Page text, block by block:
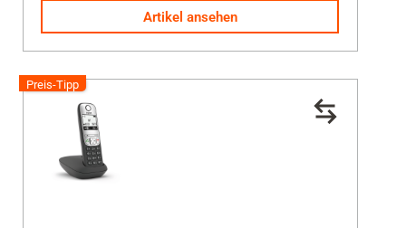
Sternen.
10
Bewertungen
Artikel ansehen
Preis-Tipp